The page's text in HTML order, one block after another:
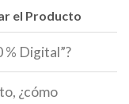
el Producto
Digital”?
¿cómo